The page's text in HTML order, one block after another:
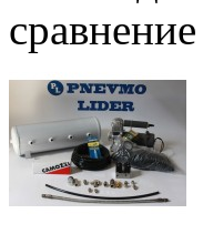
сравнение